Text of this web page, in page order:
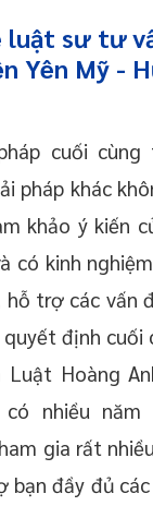
luật sư tư
Yên Mỹ-
cuối
pháp khác
khảo ý kiến
có kinh
trợ các vấn
định cuối
Luật Hoàng
có nhiều năm
gia rất
bạn đầy đủ